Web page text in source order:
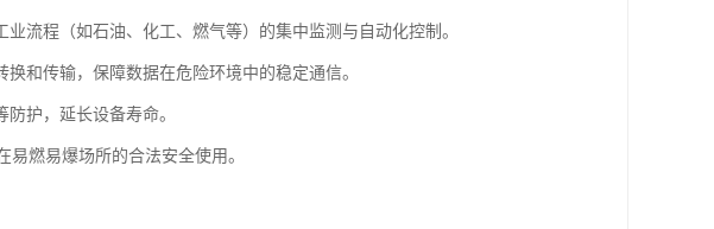
流程（如石油、化工、燃气等）的集中监测与自动化控制。
和传输，保障数据在危险环境中的稳定通信。
护，延长设备寿命。
易燃易爆场所的合法安全使用。